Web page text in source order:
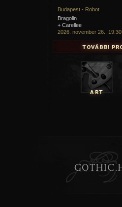
Budapest - Robot
Bragolin
+ Carellee
2026. november 26., 19:30